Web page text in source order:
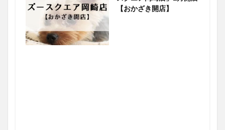
【おかざき開店】